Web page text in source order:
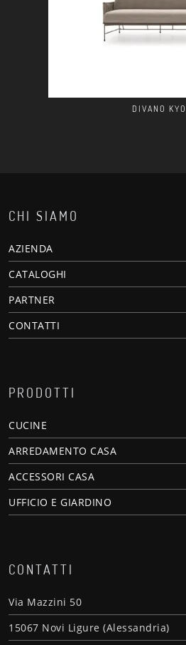
DIVANO KYO
CHI SIAMO
AZIENDA
CATALOGHI
PARTNER
CONTATTI
PRODOTTI
CUCINE
ARREDAMENTO CASA
ACCESSORI CASA
UFFICIO E GIARDINO
CONTATTI
Via Mazzini 50
15067 Novi Ligure (Alessandria)